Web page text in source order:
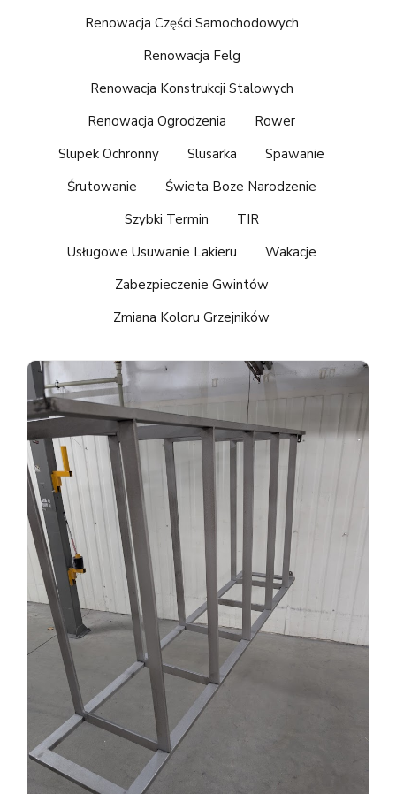
Renowacja Części Samochodowych
Renowacja Felg
Renowacja Konstrukcji Stalowych
Renowacja Ogrodzenia
Rower
Slupek Ochronny
Slusarka
Spawanie
Śrutowanie
Świeta Boze Narodzenie
Szybki Termin
TIR
Usługowe Usuwanie Lakieru
Wakacje
Zabezpieczenie Gwintów
Zmiana Koloru Grzejników